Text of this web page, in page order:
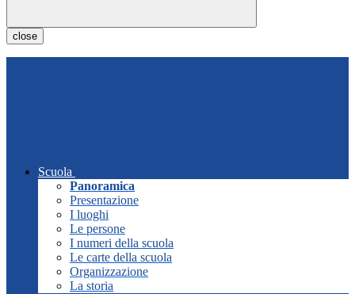
close
Scuola
Panoramica
Presentazione
I luoghi
Le persone
I numeri della scuola
Le carte della scuola
Organizzazione
La storia